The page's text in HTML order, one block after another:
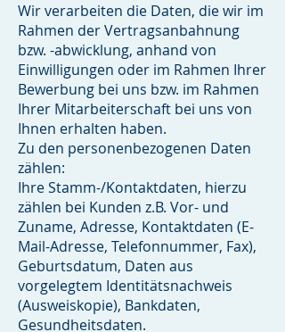
Wir verarbeiten die Daten, die wir im
Rahmen der Vertragsanbahnung
bzw. -abwicklung, anhand von
Einwilligungen oder im Rahmen Ihrer
Bewerbung bei uns bzw. im Rahmen
Ihrer Mitarbeiterschaft bei uns von
Ihnen erhalten haben.
Zu den personenbezogenen Daten
zählen:
Ihre Stamm-/Kontaktdaten, hierzu
zählen bei Kunden z.B. Vor- und
Zuname, Adresse, Kontaktdaten (E-
Mail-Adresse, Telefonnummer, Fax),
Geburtsdatum, Daten aus
vorgelegtem Identitätsnachweis
(Ausweiskopie), Bankdaten,
Gesundheitsdaten.